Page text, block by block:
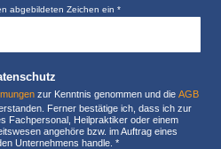
abgebildeten Zeichen ein*
zur Kenntnis genommen und dieAGB
Ferner bestätige ich, dass ich zur
Fachpersonal, Heilpraktiker oder einem
angehöre bzw. im Auftrag eines
Unternehmens handle.*